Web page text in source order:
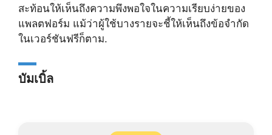
สะท้อนให้เห็นถึงความพึงพอใจในความเรียบง่ายของ
แพลตฟอร์ม แม้ว่าผู้ใช้บางรายจะชี้ให้เห็นถึงข้อจำกัด
ในเวอร์ชันฟรีก็ตาม.
บัมเบิ้ล